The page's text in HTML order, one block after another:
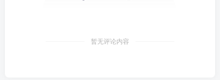
暂无评论内容